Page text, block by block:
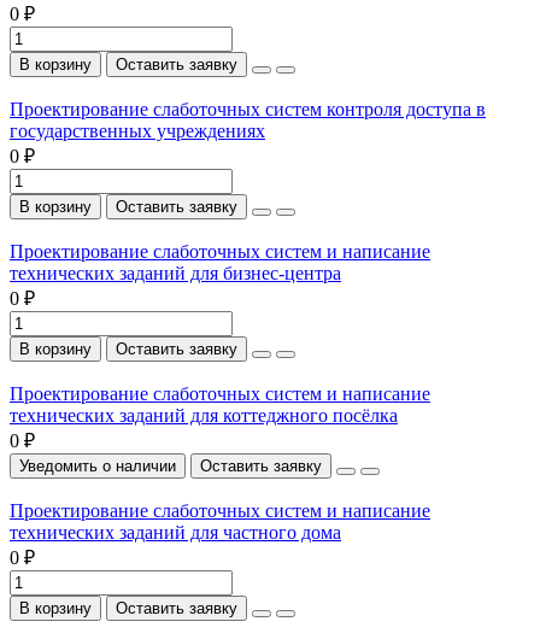
0 ₽
В корзину Оставить заявку
Проектирование слаботочных систем контроля доступа в
государственных учреждениях
0 ₽
В корзину Оставить заявку
Проектирование слаботочных систем и написание
технических заданий для бизнес-центра
0 ₽
В корзину Оставить заявку
Проектирование слаботочных систем и написание
технических заданий для коттеджного посёлка
0 ₽
Уведомить о наличии Оставить заявку
Проектирование слаботочных систем и написание
технических заданий для частного дома
0 ₽
В корзину Оставить заявку